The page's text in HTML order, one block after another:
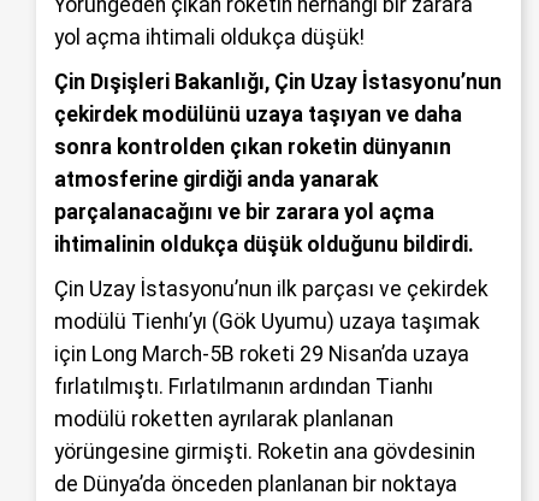
yol açma ihtimali oldukça düşük!
Çin Dışişleri Bakanlığı, Çin Uzay İstasyonu’nun
çekirdek modülünü uzaya taşıyan ve daha
sonra kontrolden çıkan roketin dünyanın
atmosferine girdiği anda yanarak
parçalanacağını ve bir zarara yol açma
ihtimalinin oldukça düşük olduğunu bildirdi.
Çin Uzay İstasyonu’nun ilk parçası ve çekirdek
modülü Tienhı’yı (Gök Uyumu) uzaya taşımak
için Long March-5B roketi 29 Nisan’da uzaya
fırlatılmıştı. Fırlatılmanın ardından Tianhı
modülü roketten ayrılarak planlanan
yörüngesine girmişti. Roketin ana gövdesinin
de Dünya’da önceden planlanan bir noktaya